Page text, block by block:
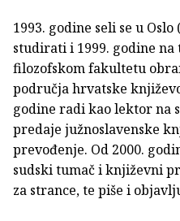
1993. godine seli se u
studirati i 1999. godine na
filozofskom fakultetu
područja hrvatske
godine radi kao lektor na
predaje južnoslavenske
prevođenje. Od 2000.
sudski tumač i književni
za strance, te piše i